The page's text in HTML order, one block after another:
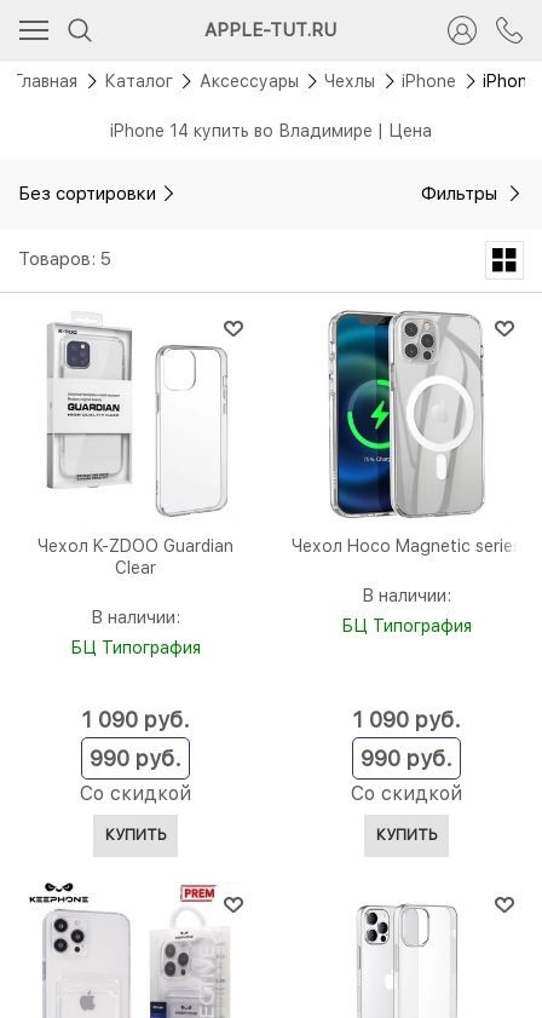
APPLE-TUT.RU
Главная Каталог Аксессуары Чехлы iPhone iPhone
iPhone 14 купить во Владимире | Цена
Без сортировки Фильтры
Товаров: 5
Чехол K-ZDOO Guardian
Clear
В наличии:
БЦ Типография
990 руб.
Со скидкой
1 090 руб.
КУПИТЬ
Чехол Hoco Magnetic series
В наличии:
БЦ Типография
990 руб.
Со скидкой
1 090 руб.
КУПИТЬ